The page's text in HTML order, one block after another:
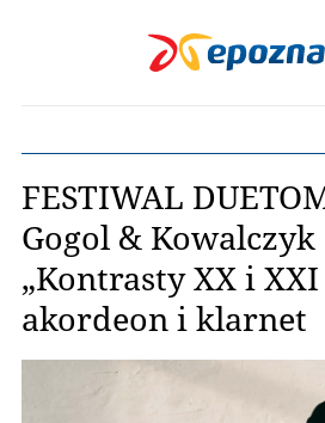
FESTIWAL
Gogol & Kowalczyk
„Kontrasty XX i
akordeon i klarnet